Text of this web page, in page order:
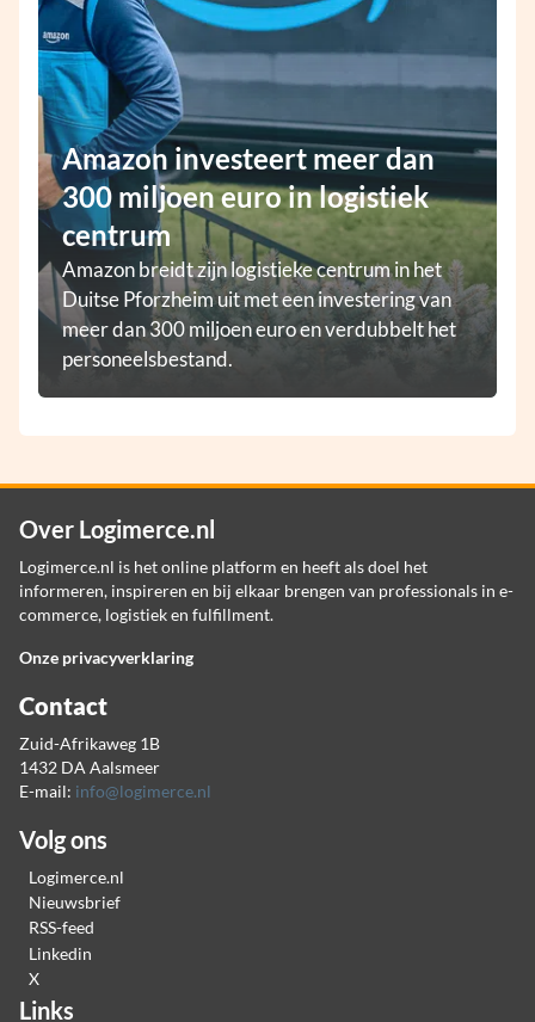
Amazon investeert meer dan
300 miljoen euro in logistiek
centrum
Amazon breidt zijn logistieke centrum in het
Duitse Pforzheim uit met een investering van
meer dan 300 miljoen euro en verdubbelt het
personeelsbestand.
Over Logimerce.nl
Logimerce.nl is het online platform en heeft als doel het
informeren, inspireren en bij elkaar brengen van professionals in e-
commerce, logistiek en fulfillment.
Onze privacyverklaring
Contact
Zuid-Afrikaweg 1B
1432 DA Aalsmeer
E-mail: info@logimerce.nl
Volg ons
Logimerce.nl
Nieuwsbrief
RSS-feed
Linkedin
X
Links